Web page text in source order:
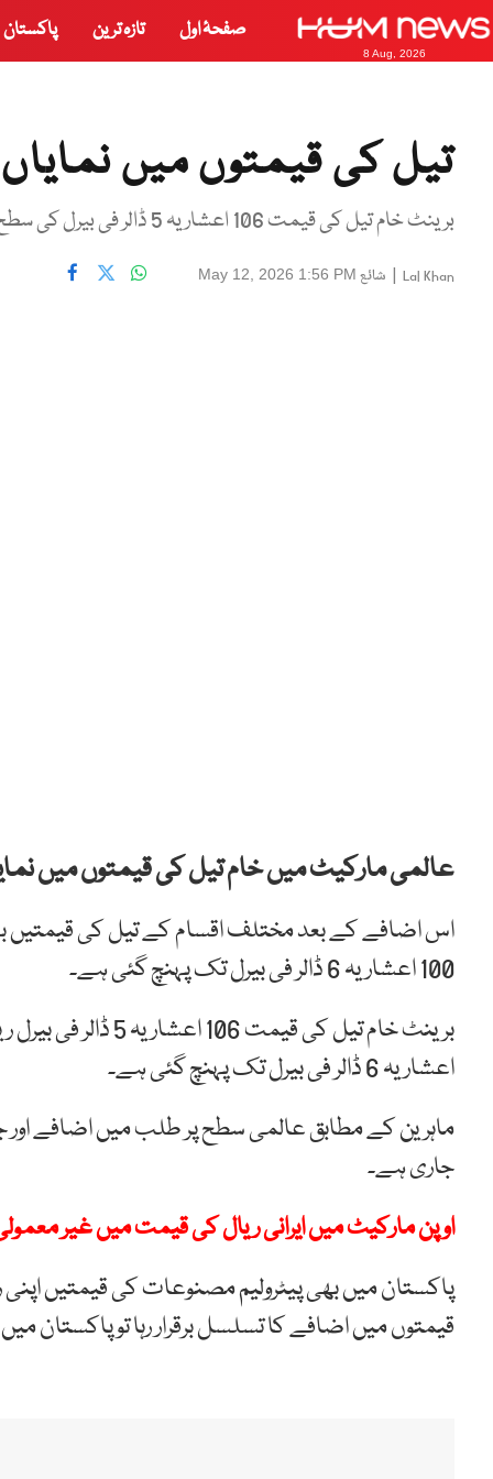
8 Aug, 2026
صفحۂ اول تازہ ترین پاکستان
تیل کی قیمتوں میں
برینٹ خام تیل کی قیمت 106 اعشاریہ 5 ڈالر فی بیرل کی سطح پر پہنچ گئی
Lal Khan
| شائع May 12, 2026 1:56 PM
عالمی مارکیٹ میں خام تیل کی قیمتوں میں
اس اضافے کے بعد مختلف اقسام کے تیل کی قیمتیں
100 اعشاریہ 6 ڈالر فی بیرل تک پہنچ گئی ہے۔
اعشاریہ 6 ڈالر فی بیرل تک پہنچ گئی ہے۔
ماہرین کے مطابق عالمی سطح پر طلب میں اضافے اور
جاری ہے۔
اوپن مارکیٹ میں ایرانی ریال کی قیمت میں غیر
پاکستان میں بھی پیٹرولیم مصنوعات کی قیمتیں
قیمتوں میں اضافے کا تسلسل برقرار رہا تو پاکستان